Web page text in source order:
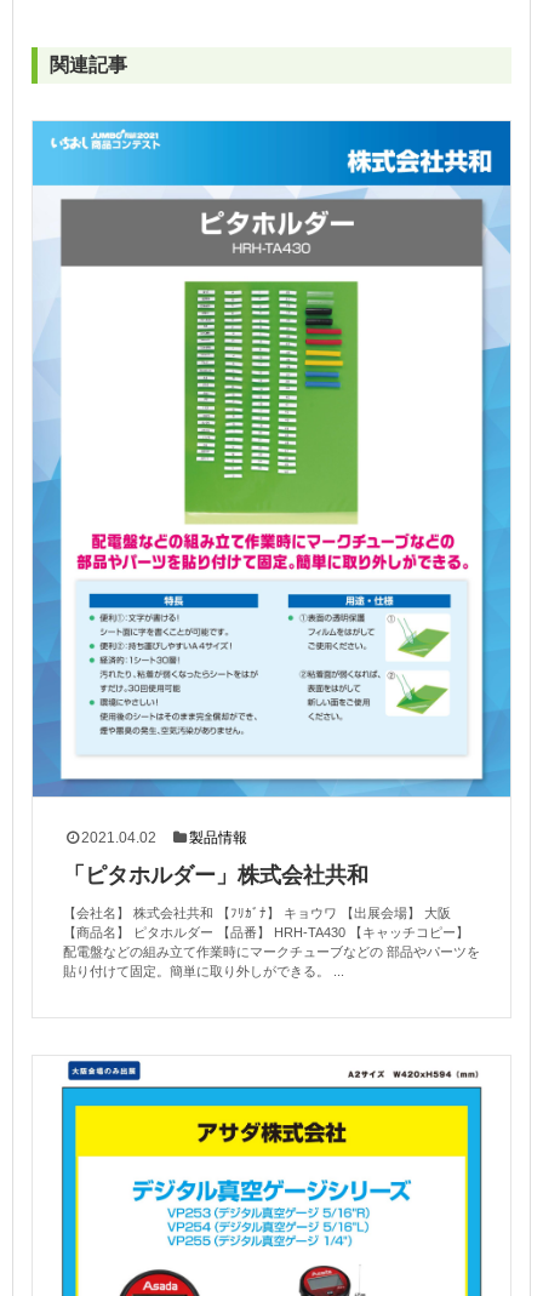
関連記事
2021.04.02 製品情報
「ピタホルダー」株式会社共和
【会社名】 株式会社共和 【ﾌﾘｶﾞﾅ】 キョウワ 【出展会場】 大阪
【商品名】 ピタホルダー 【品番】 HRH-TA430 【キャッチコピー】
配電盤などの組み立て作業時にマークチューブなどの 部品やパーツを
貼り付けて固定。簡単に取り外しができる。 ...